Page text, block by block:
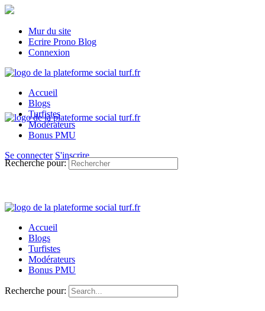
Mur du site
Ecrire Prono Blog
Connexion
Accueil
Blogs
Turfistes
Modérateurs
Bonus PMU
Se connecter S'inscrire
Recherche pour:
Accueil
Blogs
Turfistes
Modérateurs
Bonus PMU
Recherche pour: